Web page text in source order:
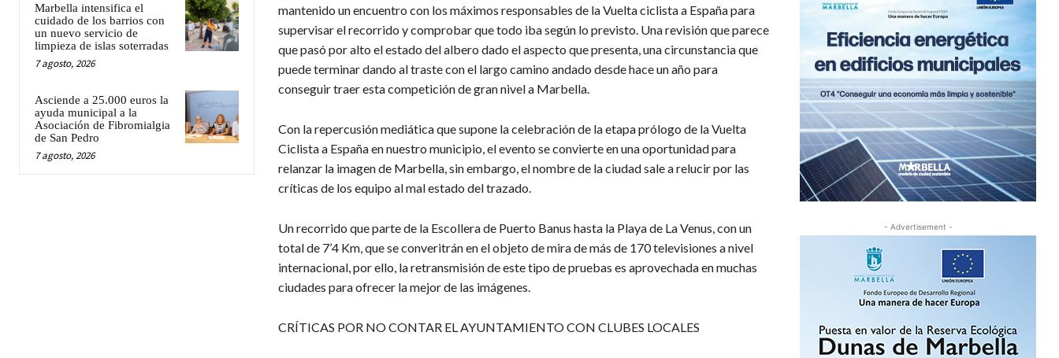
Marbella intensifica el
cuidado de los barrios con
un nuevo servicio de
limpieza de islas soterradas
7 agosto, 2026
Asciende a 25.000 euros la
ayuda municipal a la
Asociación de Fibromialgia
de San Pedro
7 agosto, 2026
mantenido un encuentro con los máximos responsables de la Vuelta ciclista a España para
supervisar el recorrido y comprobar que todo iba según lo previsto. Una revisión que parece
que pasó por alto el estado del albero dado el aspecto que presenta, una circunstancia que
puede terminar dando al traste con el largo camino andado desde hace un año para
conseguir traer esta competición de gran nivel a Marbella.
Con la repercusión mediática que supone la celebración de la etapa prólogo de la Vuelta
Ciclista a España en nuestro municipio, el evento se convierte en una oportunidad para
relanzar la imagen de Marbella, sin embargo, el nombre de la ciudad sale a relucir por las
críticas de los equipo al mal estado del trazado.
Un recorrido que parte de la Escollera de Puerto Banus hasta la Playa de La Venus, con un
total de 7’4 Km, que se converitrán en el objeto de mira de más de 170 televisiones a nivel
internacional, por ello, la retransmisión de este tipo de pruebas es aprovechada en muchas
ciudades para ofrecer la mejor de las imágenes.
CRÍTICAS POR NO CONTAR EL AYUNTAMIENTO CON CLUBES LOCALES
- Advertisement -